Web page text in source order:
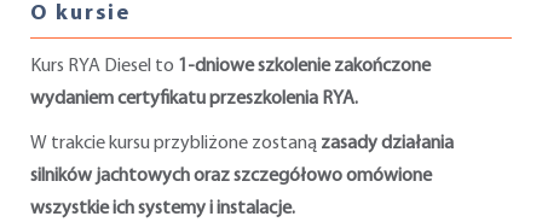
O kursie
Kurs RYA Diesel to 1-dniowe szkolenie zakończone
wydaniem certyfikatu przeszkolenia RYA.
W trakcie kursu przybliżone zostaną zasady działania
silników jachtowych oraz szczegółowo omówione
wszystkie ich systemy i instalacje.